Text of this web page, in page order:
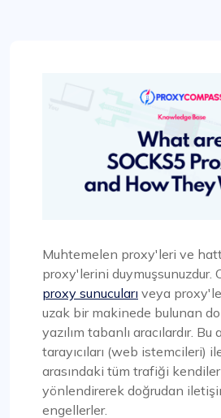
Muhtemelen proxy'leri ve
proxy'lerini duymuşsunuzdur.
proxy sunucuları veya
uzak bir makinede bulunan
yazılım tabanlı aracılardır.
tarayıcıları (web istemcileri)
arasındaki tüm trafiği
yönlendirerek doğrudan
engellerler.